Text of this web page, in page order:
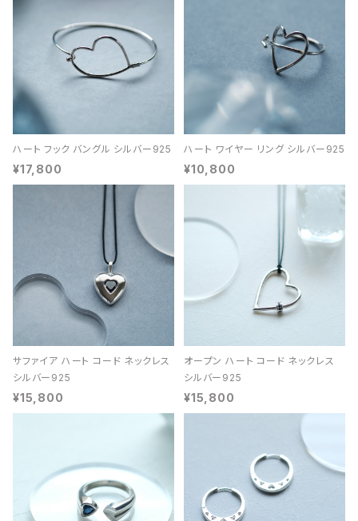
ハート フック バングル シルバー925
¥17,800
ハート ワイヤー リング シルバー925
¥10,800
サファイア ハート コード ネックレス
シルバー925
¥15,800
オープン ハート コード ネックレス
シルバー925
¥15,800